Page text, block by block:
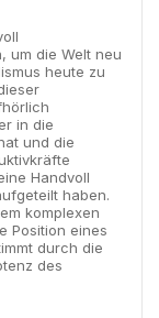
um die Welt neu
heute zu
in die
und die
Handvoll
haben.
komplexen
Position eines
durch die
des